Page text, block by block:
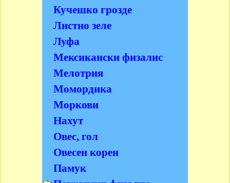
Кучешко грозде
Листно зеле
Луфа
Мексикански физалис
Мелотрия
Момордика
Моркови
Нахут
Овес, гол
Овесен корен
Памук